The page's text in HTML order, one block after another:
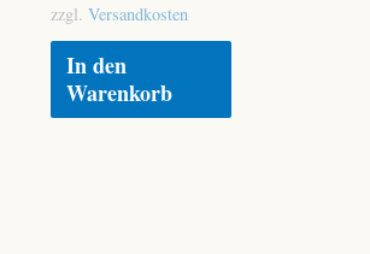
zzgl. Versandkosten
In den
Warenkorb